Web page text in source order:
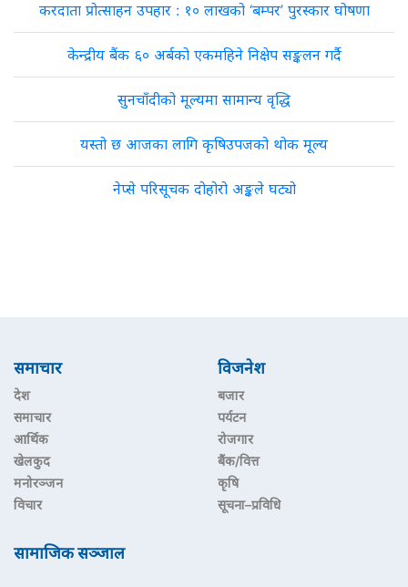
करदाता प्रोत्साहन उपहार : १० लाखको ‘बम्पर’ पुरस्कार घोषणा
केन्द्रीय बैंक ६० अर्बको एकमहिने निक्षेप सङ्कलन गर्दै
सुनचाँदीको मूल्यमा सामान्य वृद्धि
यस्तो छ आजका लागि कृषिउपजको थोक मूल्य
नेप्से परिसूचक दोहोरो अङ्कले घट्यो
समाचार
देश
समाचार
आर्थिक
खेलकुद
मनोरञ्जन
विचार
विजनेश
बजार
पर्यटन
रोजगार
बैंक/वित्त
कृषि
सूचना–प्रविधि
सामाजिक सञ्जाल